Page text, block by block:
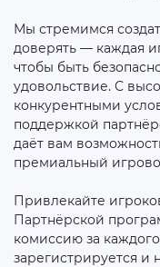
Мы стремимся
доверять — каждая
чтобы быть
удовольствие. С
конкурентными
поддержкой
даёт вам
премиальный
Привлекайте
Партнёрской
комиссию за
зарегистрируется и